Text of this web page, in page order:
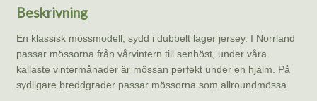
Beskrivning
En klassisk mössmodell, sydd i dubbelt lager jersey. I Norrland
passar mössorna från vårvintern till senhöst, under våra
kallaste vintermånader är mössan perfekt under en hjälm. På
sydligare breddgrader passar mössorna som allroundmössa.